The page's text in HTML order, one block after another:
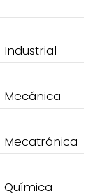
Mecatrónica